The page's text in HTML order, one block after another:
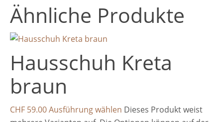
Ähnliche Produkte
Hausschuh Kreta
braun
CHF 59.00Ausführung wählen Dieses Produkt weist